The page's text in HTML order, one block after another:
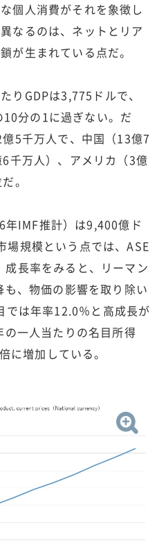
個人消費がそれを象徴し
なるのは、ネットとリア
が生まれている点だ。
りGDPは3,775ドルで、
分の1に過ぎない。だ
5千万人で、中国（13億7
千万人）、アメリカ（3億
。
IMF推計）は9,400億ド
場規模という点では、ASE
長率をみると、リーマン
、物価の影響を取り除い
では年率12.0％と高成長が
一人当たりの名目所得
に増加している。